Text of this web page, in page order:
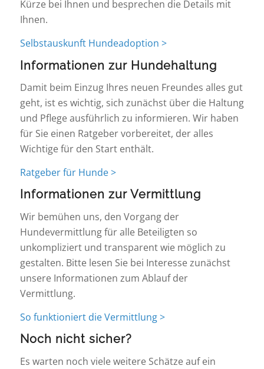
Kürze bei Ihnen und besprechen die Details mit
Ihnen.
Selbstauskunft Hundeadoption >
Informationen zur Hundehaltung
Damit beim Einzug Ihres neuen Freundes alles gut
geht, ist es wichtig, sich zunächst über die Haltung
und Pflege ausführlich zu informieren. Wir haben
für Sie einen Ratgeber vorbereitet, der alles
Wichtige für den Start enthält.
Ratgeber für Hunde >
Informationen zur Vermittlung
Wir bemühen uns, den Vorgang der
Hundevermittlung für alle Beteiligten so
unkompliziert und transparent wie möglich zu
gestalten. Bitte lesen Sie bei Interesse zunächst
unsere Informationen zum Ablauf der
Vermittlung.
So funktioniert die Vermittlung >
Noch nicht sicher?
Es warten noch viele weitere Schätze auf ein